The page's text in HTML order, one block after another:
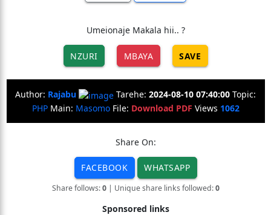
Umeionaje Makala hii.. ?
NZURI MBAYA SAVE
Author: Rajabu Tarehe: 2024-08-10 07:40:00 Topic:
PHPMain: MasomoFile: Download PDF Views 1062
Share On:
FACEBOOK WHATSAPP
Share follows:0| Unique share links followed:0
Sponsored links